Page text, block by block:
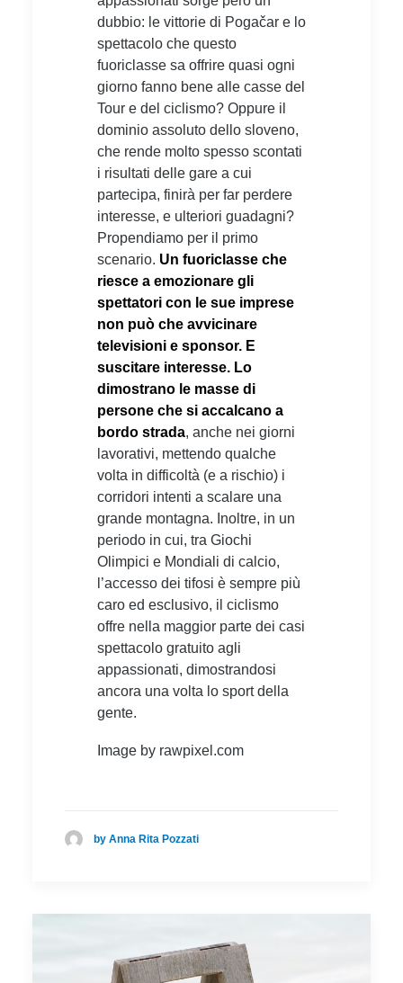
dubbio: le vittorie di Pogačar e lo
spettacolo che questo
fuoriclasse sa offrire quasi ogni
giorno fanno bene alle casse del
Tour e del ciclismo? Oppure il
dominio assoluto dello sloveno,
che rende molto spesso scontati
i risultati delle gare a cui
partecipa, finirà per far perdere
interesse, e ulteriori guadagni?
Propendiamo per il primo
scenario. Un fuoriclasse che
riesce a emozionare gli
spettatori con le sue imprese
non può che avvicinare
televisioni e sponsor. E
suscitare interesse. Lo
dimostrano le masse di
persone che si accalcano a
bordo strada, anche nei giorni
lavorativi, mettendo qualche
volta in difficoltà (e a rischio) i
corridori intenti a scalare una
grande montagna. Inoltre, in un
periodo in cui, tra Giochi
Olimpici e Mondiali di calcio,
l’accesso dei tifosi è sempre più
caro ed esclusivo, il ciclismo
offre nella maggior parte dei casi
spettacolo gratuito agli
appassionati, dimostrandosi
ancora una volta lo sport della
gente.
Image by rawpixel.com
by Anna Rita Pozzati